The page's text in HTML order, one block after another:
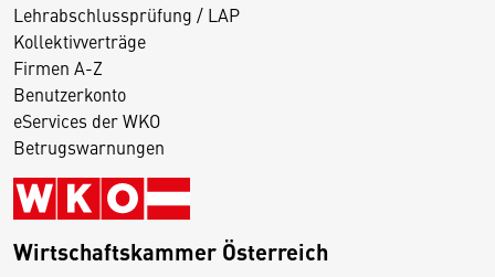
Lehrabschlussprüfung / LAP
Kollektivverträge
Firmen A-Z
Benutzerkonto
eServices der WKO
Betrugswarnungen
Wirtschaftskammer Österreich